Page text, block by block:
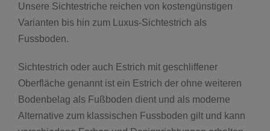
Unsere Sichtestriche reichen von kostengünstigen
Varianten bis hin zum Luxus-Sichtestrich als
Fussboden.
Sichtestrich oder auch Estrich mit geschliffener
Oberfläche genannt ist ein Estrich der ohne weiteren
Bodenbelag als Fußboden dient und als moderne
Alternative zum klassischen Fussboden gilt und kann